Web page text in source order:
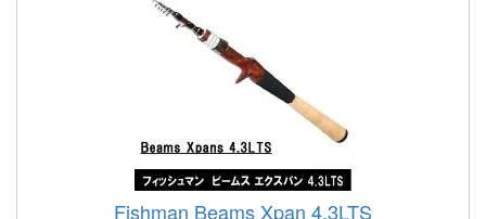
Fishman Beams Xpan 4.3LTS